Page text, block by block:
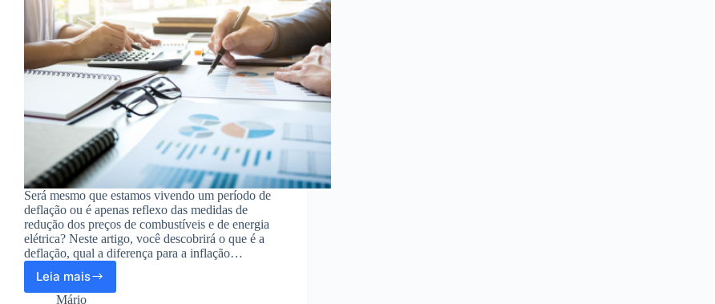
Será mesmo que estamos vivendo um período de
deflação ou é apenas reflexo das medidas de
redução dos preços de combustíveis e de energia
elétrica? Neste artigo, você descobrirá o que é a
deflação, qual a diferença para a inflação…
Leia maisDeflação:
afinal,
Mário